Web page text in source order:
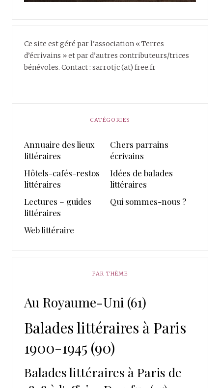
Ce site est géré par l’association « Terres
d’écrivains » et par d’autres contributeurs/trices
bénévoles. Contact : sarrotjc (at) free.fr
CATÉGORIES
Annuaire des lieux
littéraires
Chers parrains
écrivains
Hôtels-cafés-restos
littéraires
Idées de balades
littéraires
Lectures – guides
littéraires
Qui sommes-nous ?
Web littéraire
PAR THÈME
Au Royaume-Uni (61)
Balades littéraires à Paris
1900-1945 (90)
Balades littéraires à Paris de